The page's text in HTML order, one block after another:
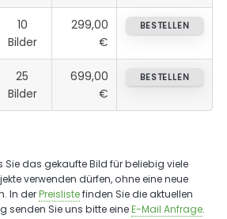
10
Bilder
299,00
€
BESTELLEN
25
Bilder
699,00
€
BESTELLEN
Sie das gekaufte Bild für beliebig viele
verwenden dürfen, ohne eine neue
In derPreislistefinden Sie die aktuellen
senden Sie uns bitte eineE-Mail Anfrage.